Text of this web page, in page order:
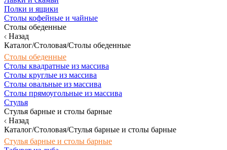
Полки и ящики
Столы кофейные и чайные
Столы обеденные
Назад
Каталог/Столовая/Столы обеденные
Столы обеденные
Столы квадратные из массива
Столы круглые из массива
Столы овальные из массива
Столы прямоугольные из массива
Стулья
Стулья барные и столы барные
Назад
Каталог/Столовая/Стулья барные и столы барные
Стулья барные и столы барные